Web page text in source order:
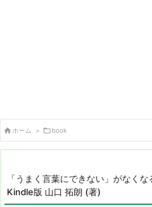
ホーム > book
「うまく言葉にできない」がなく
Kindle版 山口 拓朗 (著)